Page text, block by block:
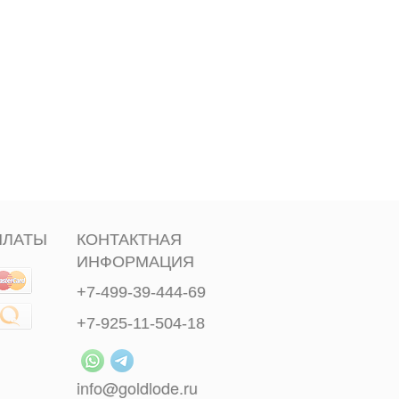
КОНТАКТНАЯ
ИНФОРМАЦИЯ
+7-499-39-444-69
+7-925-11-504-18
info@goldlode.ru